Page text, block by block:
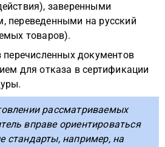
заверенными
переведенными на русский
товаров).
перечисленных документов
для отказа в сертификации
рассматриваемых
вправе ориентироваться
стандарты, например, на